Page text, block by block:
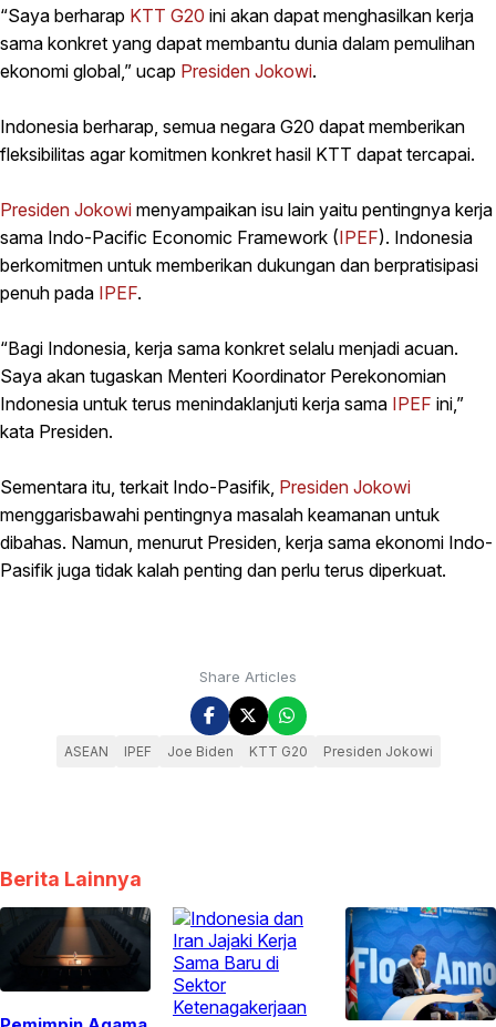
“Saya berharap KTT G20 ini akan dapat menghasilkan kerja
sama konkret yang dapat membantu dunia dalam pemulihan
ekonomi global,” ucap Presiden Jokowi.
Indonesia berharap, semua negara G20 dapat memberikan
fleksibilitas agar komitmen konkret hasil KTT dapat tercapai.
Presiden Jokowi menyampaikan isu lain yaitu pentingnya kerja
sama Indo-Pacific Economic Framework (IPEF). Indonesia
berkomitmen untuk memberikan dukungan dan berpratisipasi
penuh pada IPEF.
“Bagi Indonesia, kerja sama konkret selalu menjadi acuan.
Saya akan tugaskan Menteri Koordinator Perekonomian
Indonesia untuk terus menindaklanjuti kerja sama IPEF ini,”
kata Presiden.
Sementara itu, terkait Indo-Pasifik, Presiden Jokowi
menggarisbawahi pentingnya masalah keamanan untuk
dibahas. Namun, menurut Presiden, kerja sama ekonomi Indo-
Pasifik juga tidak kalah penting dan perlu terus diperkuat.
Share Articles
ASEAN IPEF Joe Biden KTT G20 Presiden Jokowi
Berita Lainnya